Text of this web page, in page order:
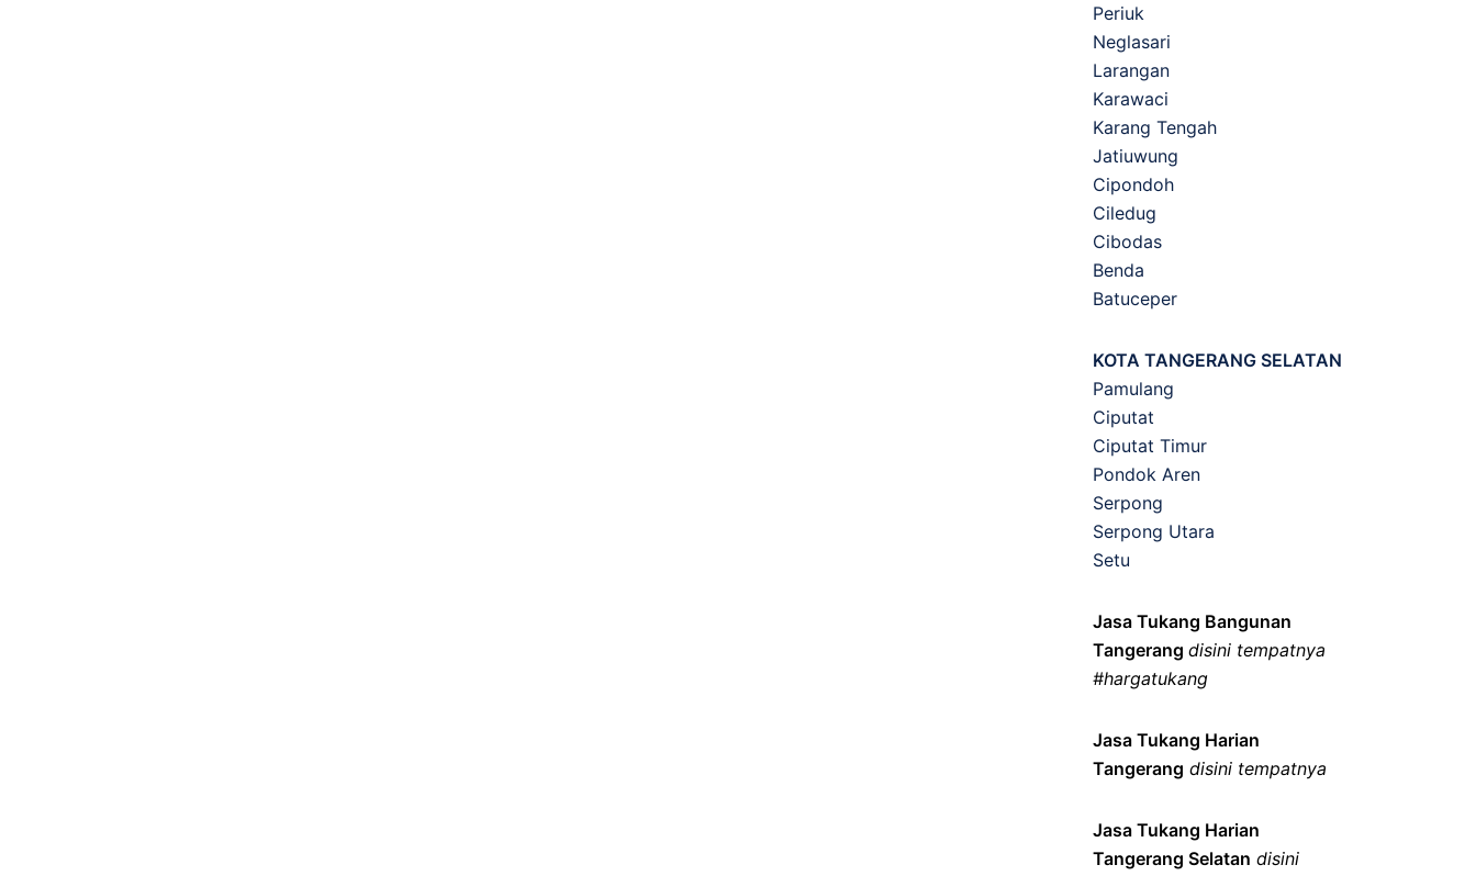
Periuk
Neglasari
Larangan
Karawaci
Karang Tengah
Jatiuwung
Cipondoh
Ciledug
Cibodas
Benda
Batuceper
KOTA TANGERANG SELATAN
Pamulang
Ciputat
Ciputat Timur
Pondok Aren
Serpong
Serpong Utara
Setu
Jasa Tukang Bangunan
Tangerang disini tempatnya
#hargatukang
Jasa Tukang Harian
Tangerang disini tempatnya
Jasa Tukang Harian
Tangerang Selatan disini